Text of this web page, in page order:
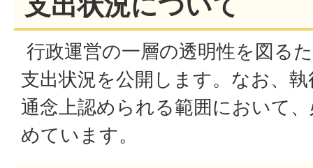
行政運営の一層の透明性を図る
支出状況を公開します。なお、
通念上認められる範囲において
めています。